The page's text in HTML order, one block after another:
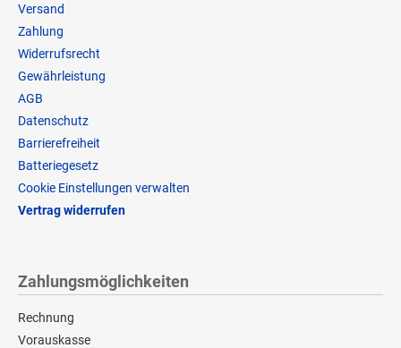
Versand
Zahlung
Widerrufsrecht
Gewährleistung
AGB
Datenschutz
Barrierefreiheit
Batteriegesetz
Cookie Einstellungen verwalten
Vertrag widerrufen
Zahlungsmöglichkeiten
Rechnung
Vorauskasse